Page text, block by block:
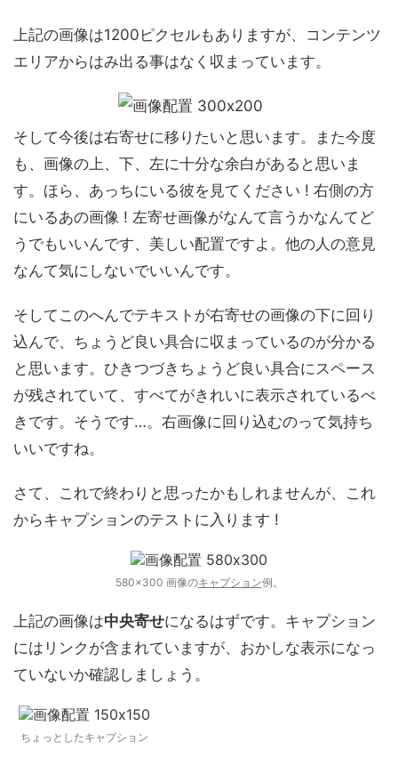
上記の画像は1200ピクセルもありますが、コンテンツ
エリアからはみ出る事はなく収まっています。
そして今後は右寄せに移りたいと思います。また今度
も、画像の上、下、左に十分な余白があると思いま
す。ほら、あっちにいる彼を見てください ! 右側の方
にいるあの画像 ! 左寄せ画像がなんて言うかなんてど
うでもいいんです、美しい配置ですよ。他の人の意見
なんて気にしないでいいんです。
そしてこのへんでテキストが右寄せの画像の下に回り
込んで、ちょうど良い具合に収まっているのが分かる
と思います。ひきつづきちょうど良い具合にスペース
が残されていて、すべてがきれいに表示されているべ
きです。そうです…。右画像に回り込むのって気持ち
いいですね。
さて、これで終わりと思ったかもしれませんが、これ
からキャプションのテストに入ります !
580x300 画像のキャプション例。
上記の画像は中央寄せになるはずです。キャプション
にはリンクが含まれていますが、おかしな表示になっ
ていないか確認しましょう。
ちょっとしたキャプション